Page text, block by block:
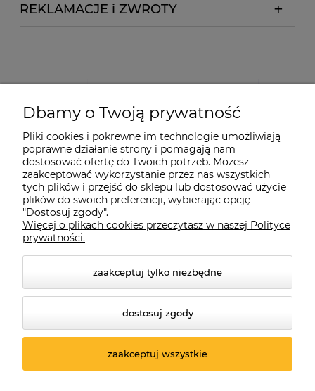
REKLAMACJE i ZWROTY
© 2026 suprabike.pl. Wszelkie prawa zastrzeżone.
Styl graficzny ShopGadget.pl Sklep internetowy Shoper.pl
Dbamy o Twoją prywatność
Pliki cookies i pokrewne im technologie umożliwiają
poprawne działanie strony i pomagają nam
dostosować ofertę do Twoich potrzeb. Możesz
zaakceptować wykorzystanie przez nas wszystkich
tych plików i przejść do sklepu lub dostosować użycie
plików do swoich preferencji, wybierając opcję
"Dostosuj zgody".
Więcej o plikach cookies przeczytasz w naszej Polityce
prywatności.
zaakceptuj tylko niezbędne
dostosuj zgody
zaakceptuj wszystkie